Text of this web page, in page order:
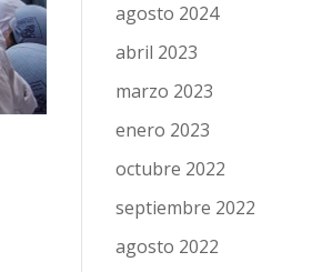
agosto 2024
abril 2023
marzo 2023
enero 2023
octubre 2022
septiembre 2022
agosto 2022